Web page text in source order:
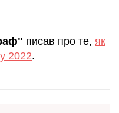
писав про те, як
2022.